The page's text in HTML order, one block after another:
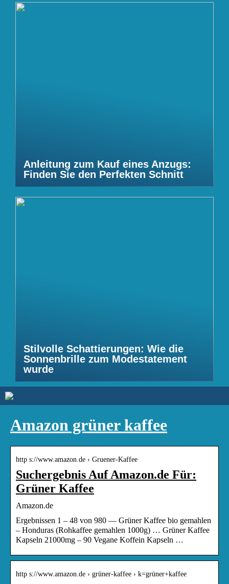
Anleitung zum Kauf eines Anzugs:
Finden Sie den Perfekten Schnitt
Stilvolle Schattierungen: Wie die
Sonnenbrille zum Modestatement
wurde
Amazon grüner kaffee
http s://www.amazon.de › Gruener-Kaffee
Suchergebnis Auf Amazon.de Für:
Grüner Kaffee
Amazon.de
Ergebnissen 1 – 48 von 980 — Grüner Kaffee bio gemahlen
– Honduras (Rohkaffee gemahlen 1000g) … Grüner Kaffee
Kapseln 21000mg – 90 Vegane Koffein Kapseln …
http s://www.amazon.de › grüner-kaffee › k=grüner+kaffee